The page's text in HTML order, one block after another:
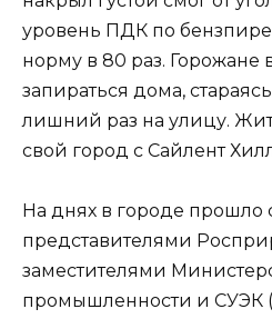
уровень ПДК по
норму в 80 раз.
запираться дома,
лишний раз на улицу.
свой город с Сайлент
На днях в городе прошло
представителями
заместителями
промышленности и СУЭК